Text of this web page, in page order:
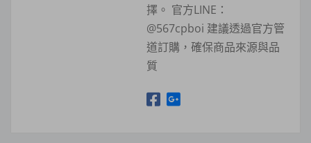
擇。 官方LINE：
@567cpboi 建議透過官方管
道訂購，確保商品來源與品
質